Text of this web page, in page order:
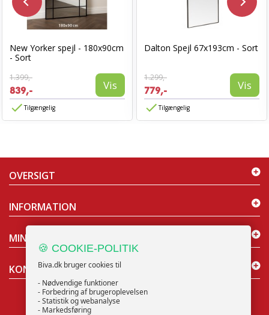
New Yorker spejl - 180x90cm
- Sort
1.399,-
839,- Vis
Tilgængelig
Dalton Spejl 67x193cm - Sort
1.299,-
779,- Vis
Tilgængelig
OVERSIGT
INFORMATION
MIN KONTO
KONTAKT OS
🍪 COOKIE-POLITIK
Biva.dk bruger cookies til
- Nødvendige funktioner
- Forbedring af brugeroplevelsen
- Statistik og webanalyse
- Markedsføring